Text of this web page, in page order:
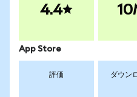
4.4
App Store
評価 ダウン